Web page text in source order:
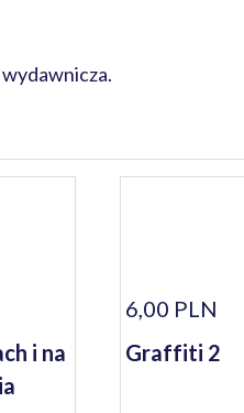
i na
6,00 PLN
Graffiti 2